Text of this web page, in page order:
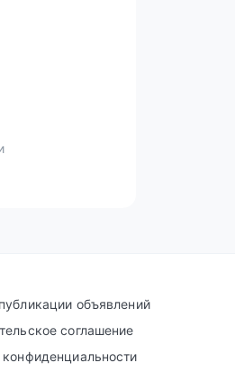
объявлений
соглашение
конфиденциальности